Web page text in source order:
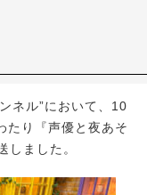
ネル”において、10
たり『声優と夜あそ
しました。